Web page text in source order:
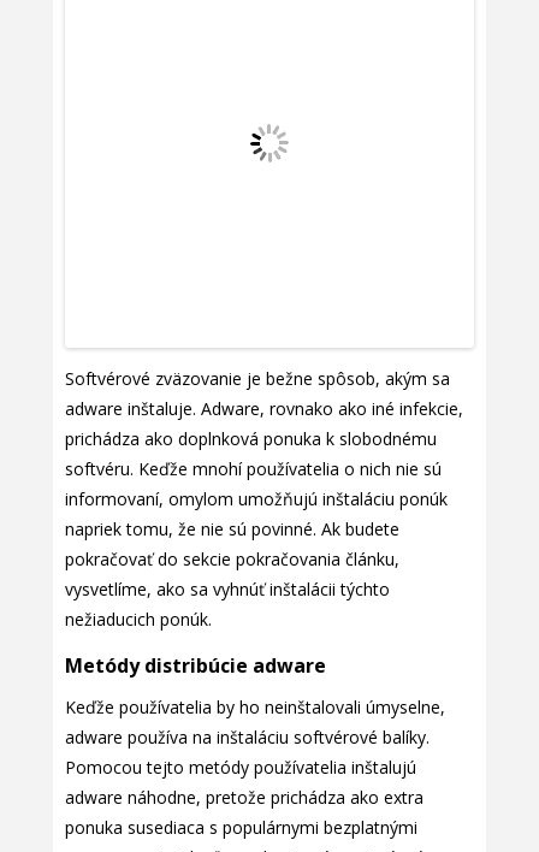
Softvérové zväzovanie je bežne spôsob, akým sa
adware inštaluje. Adware, rovnako ako iné infekcie,
prichádza ako doplnková ponuka k slobodnému
softvéru. Keďže mnohí používatelia o nich nie sú
informovaní, omylom umožňujú inštaláciu ponúk
napriek tomu, že nie sú povinné. Ak budete
pokračovať do sekcie pokračovania článku,
vysvetlíme, ako sa vyhnúť inštalácii týchto
nežiaducich ponúk.
Metódy distribúcie adware
Keďže používatelia by ho neinštalovali úmyselne,
adware používa na inštaláciu softvérové balíky.
Pomocou tejto metódy používatelia inštalujú
adware náhodne, pretože prichádza ako extra
ponuka susediaca s populárnymi bezplatnými